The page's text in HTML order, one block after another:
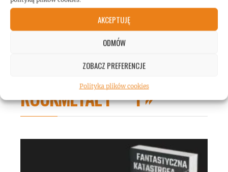
AKCEPTUJĘ
ODMÓW
ZOBACZ PREFERENCJE
Polityka plików cookies
ROCKMETAL F***T